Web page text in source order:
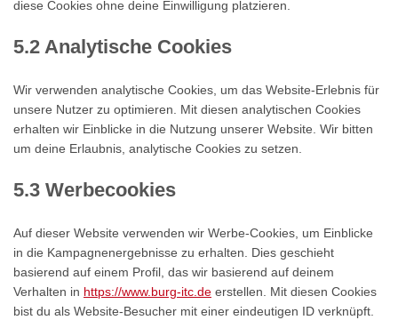
diese Cookies ohne deine Einwilligung platzieren.
5.2 Analytische Cookies
Wir verwenden analytische Cookies, um das Website-Erlebnis für
unsere Nutzer zu optimieren. Mit diesen analytischen Cookies
erhalten wir Einblicke in die Nutzung unserer Website. Wir bitten
um deine Erlaubnis, analytische Cookies zu setzen.
5.3 Werbecookies
Auf dieser Website verwenden wir Werbe-Cookies, um Einblicke
in die Kampagnenergebnisse zu erhalten. Dies geschieht
basierend auf einem Profil, das wir basierend auf deinem
Verhalten in https://www.burg-itc.de erstellen. Mit diesen Cookies
bist du als Website-Besucher mit einer eindeutigen ID verknüpft.